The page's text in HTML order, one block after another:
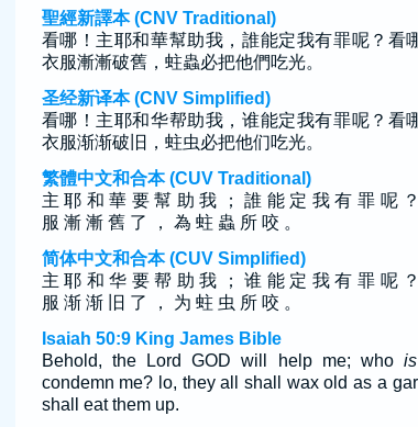
聖經新譯本 (CNV Traditional)
看哪！主耶和華幫助我，誰能定我有罪呢？看
衣服漸漸破舊，蛀蟲必把他們吃光。
圣经新译本 (CNV Simplified)
看哪！主耶和华帮助我，谁能定我有罪呢？看
衣服渐渐破旧，蛀虫必把他们吃光。
繁體中文和合本 (CUV Traditional)
主 耶 和 華 要 幫 助 我 ； 誰 能 定 我 有 罪 呢
服 漸 漸 舊 了 ， 為 蛀 蟲 所 咬 。
简体中文和合本 (CUV Simplified)
主 耶 和 华 要 帮 助 我 ； 谁 能 定 我 有 罪 呢
服 渐 渐 旧 了 ， 为 蛀 虫 所 咬 。
Isaiah 50:9 King James Bible
Behold, the Lord GOD will help me; whois
condemn me? lo, they all shall wax old as a
shall eat them up.